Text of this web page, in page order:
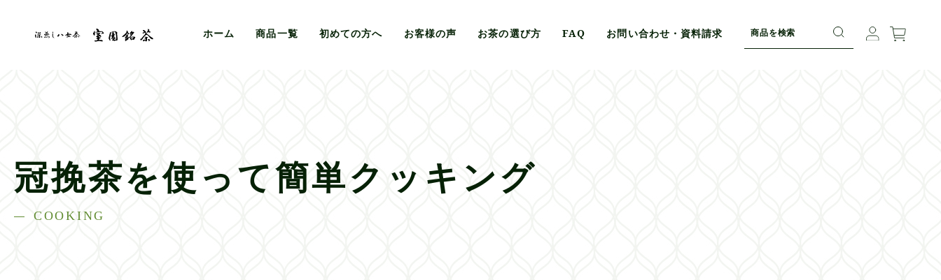
ホーム 商品一覧 初めての方へ お客様の声 お茶の選び方 FAQ お問い合わせ・資料請求
冠挽茶を使って簡単クッキング
COOKING